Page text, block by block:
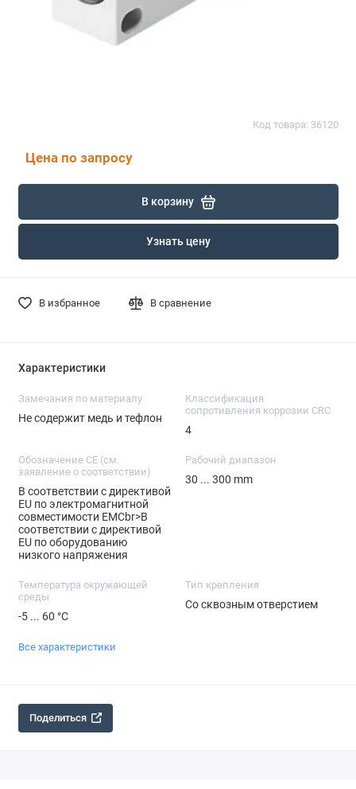
Код товара: 36120
Цена по запросу
В корзину
Узнать цену
В избранное В сравнение
Характеристики
Замечания по материалу
Не содержит медь и тефлон
Классификация
сопротивления коррозии CRC
4
Обозначение CE (см.
заявление о соответствии)
В соответствии с директивой
EU по электромагнитной
совместимости EMCbr>В
соответствии с директивой
EU по оборудованию
низкого напряжения
Рабочий диапазон
30 ... 300 mm
Температура окружающей
среды
-5 ... 60 °C
Тип крепления
Со сквозным отверстием
Все характеристики
Поделиться